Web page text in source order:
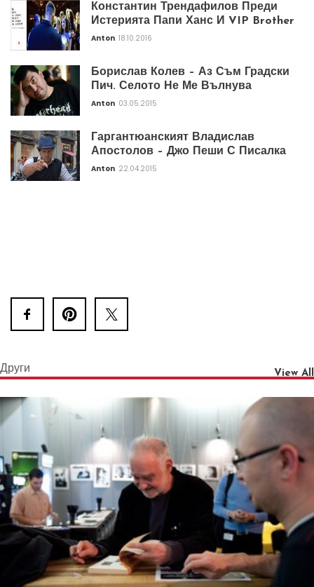
Константин Трендафилов Преди
Истерията Папи Ханс И VIP Brother
Anton 18.10.2016
Борислав Колев – Аз Съм Градски
Пич. Селото Не Ме Вълнува
Anton 03.05.2015
Гаргантюанският Владислав
Апостолов – Джо Пеши С Писалка
Anton 22.04.2015
Други View All